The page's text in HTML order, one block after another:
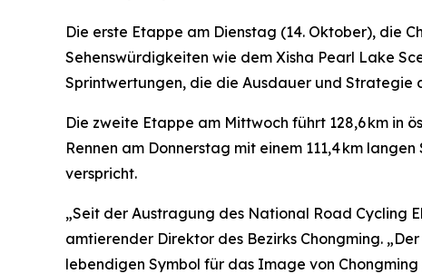
Die erste Etappe am Dienstag (14. Oktober), die
Sehenswürdigkeiten wie dem Xisha Pearl Lake
Sprintwertungen, die die Ausdauer und Strategie
Die zweite Etappe am Mittwoch führt 128,6 km in
Rennen am Donnerstag mit einem 111,4 km
verspricht.
„Seit der Austragung des National Road Cycling
amtierender Direktor des Bezirks Chongming.
lebendigen Symbol für das Image von Chongming